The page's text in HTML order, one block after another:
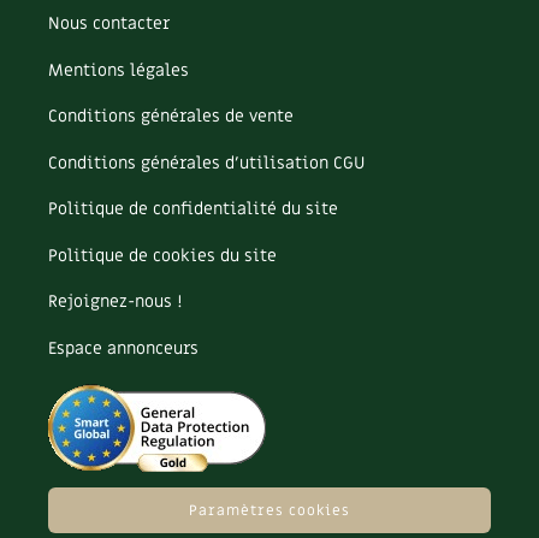
Soins et cosmétiques au naturel
Société et alternatives
Vivre l’écologie
Enfants
Actions pour la planète
Les 4 saisons
Nous contacter
Mentions légales
Conditions générales de vente
Conditions générales d’utilisation CGU
Politique de confidentialité du site
Politique de cookies du site
Rejoignez-nous !
Espace annonceurs
Paramètres cookies